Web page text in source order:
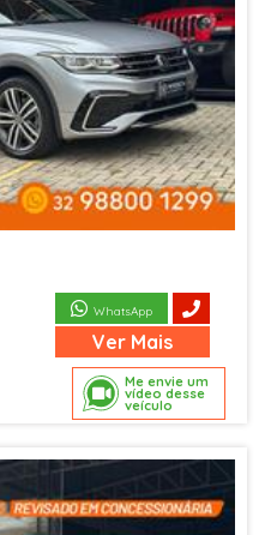
Me envie um
vídeo desse
veículo
WhatsApp
Ver Mais